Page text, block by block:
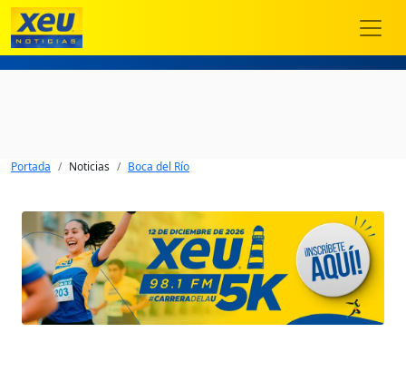
Portada Noticias Boca del Río